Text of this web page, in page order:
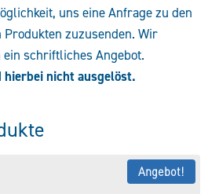
uns eine Anfrage zu den
zuzusenden. Wir
schriftliches Angebot.
nicht ausgelöst.
Angebot!